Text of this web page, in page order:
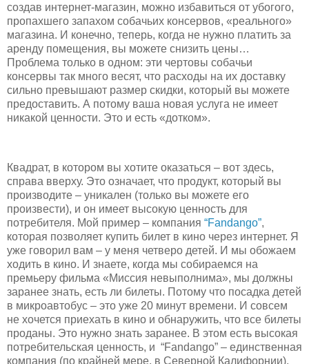
создав интернет-магазин, можно избавиться от убогого,
пропахшего запахом собачьих консервов, «реального»
магазина. И конечно, теперь, когда не нужно платить за
аренду помещения, вы можете снизить цены…
Проблема только в одном: эти чертовы собачьи
консервы так много весят, что расходы на их доставку
сильно превышают размер скидки, который вы можете
предоставить. А потому ваша новая услуга не имеет
никакой ценности. Это и есть «дотком».
Квадрат, в котором вы хотите оказаться – вот здесь,
справа вверху. Это означает, что продукт, который вы
производите – уникален (только вы можете его
произвести), и он имеет высокую ценность для
потребителя. Мой пример – компания “Fandango”,
которая позволяет купить билет в кино через интернет. Я
уже говорил вам – у меня четверо детей. И мы обожаем
ходить в кино. И знаете, когда мы собираемся на
премьеру фильма «Миссия невыполнима», мы должны
заранее знать, есть ли билеты. Потому что посадка детей
в микроавтобус – это уже 20 минут времени. И совсем
не хочется приехать в кино и обнаружить, что все билеты
проданы. Это нужно знать заранее. В этом есть высокая
потребительская ценность, и “Fandango” – единственная
компания (по крайней мере, в Северной Калифорнии),